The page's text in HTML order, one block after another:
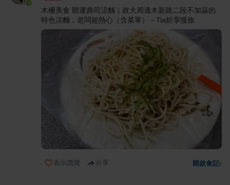
木柵美食 開運壽司涼麵｜政大周邊木新路二段不加蒜的
特色涼麵，老闆超熱心（含菜單）－Tia妡享慢旅
表示讚賞 分享 開啟食記›